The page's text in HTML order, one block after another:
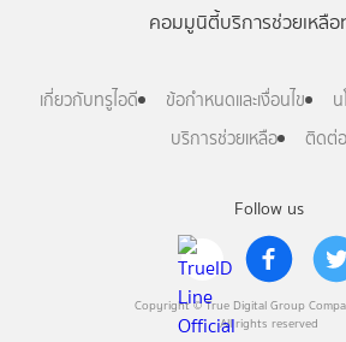
Follow us
Copyright © True Digital Group
All rights reserved
คอมมูนิตี้บริการช่วยเหลือ
เกี่ยวกับทรูไอดี ข้อกำหนดและเงื่อนไข
บริการช่วยเหลือ
ติดต่อ